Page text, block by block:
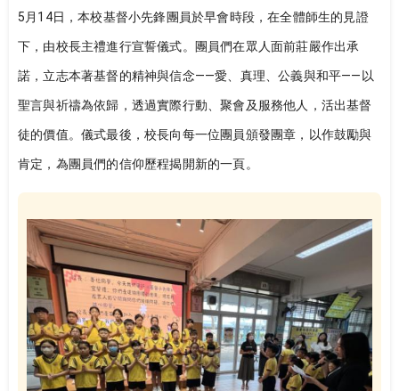
5月14日，本校基督小先鋒團員於早會時段，在全體師生的見證
下，由校長主禮進行宣誓儀式。團員們在眾人面前莊嚴作出承
諾，立志本著基督的精神與信念——愛、真理、公義與和平——以
聖言與祈禱為依歸，透過實際行動、聚會及服務他人，活出基督
徒的價值。儀式最後，校長向每一位團員頒發團章，以作鼓勵與
肯定，為團員們的信仰歷程揭開新的一頁。